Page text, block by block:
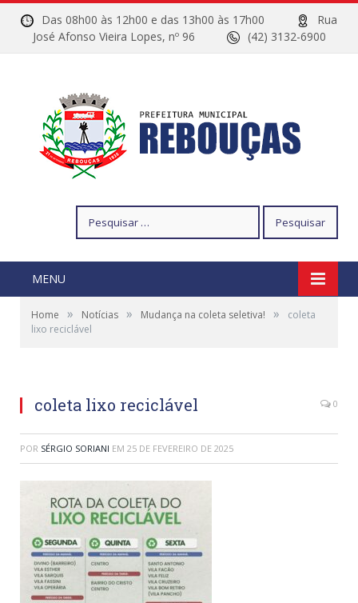
Das 08h00 às 12h00 e das 13h00 às 17h00
Rua
José Afonso Vieira Lopes, nº 96
(42) 3132-6900
por:
MENU
Home » Notícias » Mudança na coleta seletiva! »
coleta
lixo reciclável
coleta lixo reciclável 0
POR SÉRGIO SORIANI EM 25 DE FEVEREIRO DE 2025